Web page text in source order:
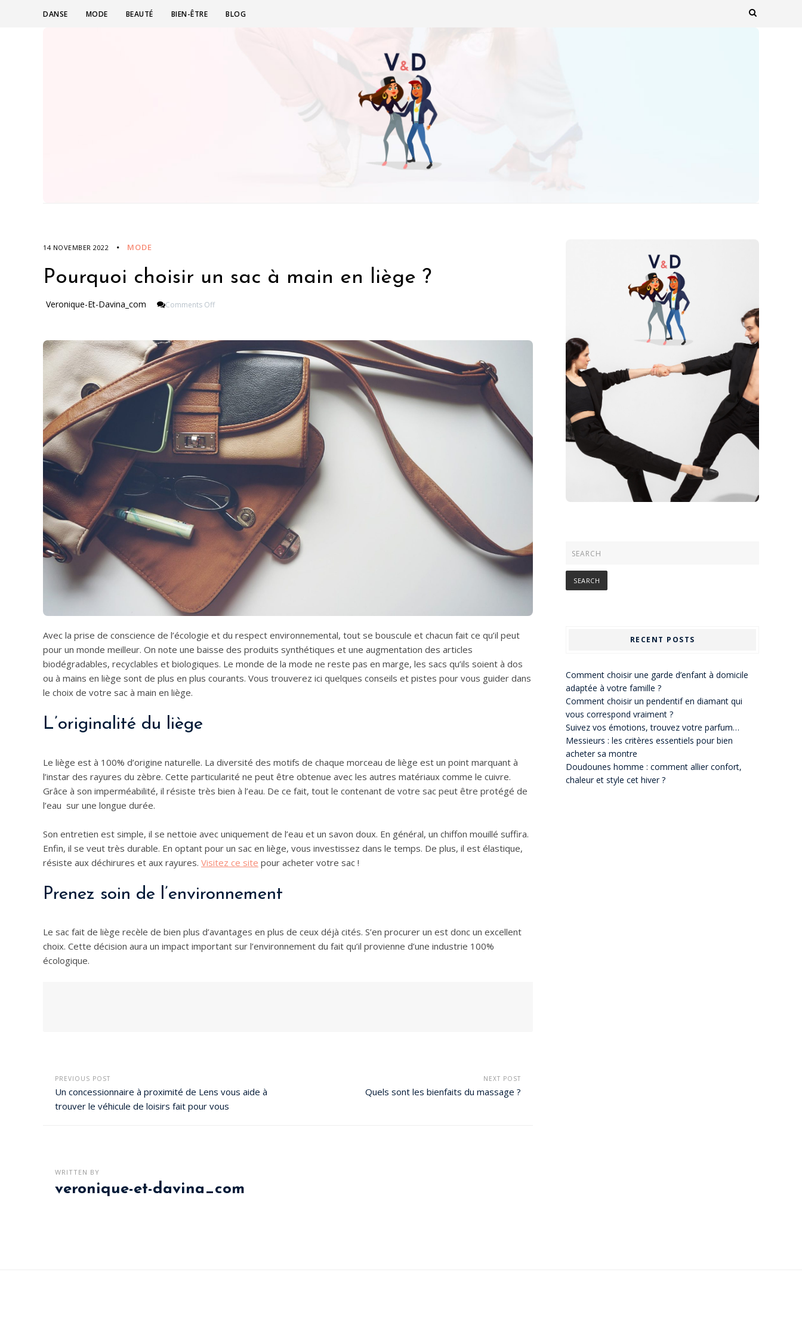
DANSE MODE BEAUTÉ BIEN-ÊTRE BLOG
14 NOVEMBER 2022 MODE
Pourquoi choisir un sac à main en liège ?
Veronique-Et-Davina_com Comments OffOn
Main
En
Liège
?
Avec la prise de conscience de l’écologie et du respect environnemental, tout se bouscule et chacun fait ce qu’il peut
pour un monde meilleur. On note une baisse des produits synthétiques et une augmentation des articles
biodégradables, recyclables et biologiques. Le monde de la mode ne reste pas en marge, les sacs qu’ils soient à dos
ou à mains en liège sont de plus en plus courants. Vous trouverez ici quelques conseils et pistes pour vous guider dans
le choix de votre sac à main en liège.
L’originalité du liège
Le liège est à 100% d’origine naturelle. La diversité des motifs de chaque morceau de liège est un point marquant à
l’instar des rayures du zèbre. Cette particularité ne peut être obtenue avec les autres matériaux comme le cuivre.
Grâce à son imperméabilité, il résiste très bien à l’eau. De ce fait, tout le contenant de votre sac peut être protégé de
l’eau sur une longue durée.
Son entretien est simple, il se nettoie avec uniquement de l’eau et un savon doux. En général, un chiffon mouillé suffira.
Enfin, il se veut très durable. En optant pour un sac en liège, vous investissez dans le temps. De plus, il est élastique,
résiste aux déchirures et aux rayures. Visitez ce site pour acheter votre sac !
Prenez soin de l’environnement
Le sac fait de liège recèle de bien plus d’avantages en plus de ceux déjà cités. S’en procurer un est donc un excellent
choix. Cette décision aura un impact important sur l’environnement du fait qu’il provienne d’une industrie 100%
écologique.
PREVIOUS POST
Un concessionnaire à proximité de Lens vous aide à
trouver le véhicule de loisirs fait pour vous
NEXT POST
Quels sont les bienfaits du massage ?
WRITTEN BY
veronique-et-davina_com
RECENT POSTS
Comment choisir une garde d’enfant à domicile
adaptée à votre famille ?
Comment choisir un pendentif en diamant qui
vous correspond vraiment ?
Suivez vos émotions, trouvez votre parfum…
Messieurs : les critères essentiels pour bien
acheter sa montre
Doudounes homme : comment allier confort,
chaleur et style cet hiver ?